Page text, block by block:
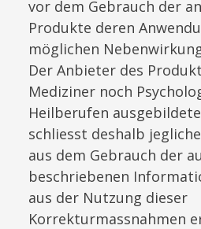
vor dem Gebrauch der
Produkte deren
möglichen
Der Anbieter des
Mediziner noch
Heilberufen
schliesst deshalb
aus dem Gebrauch der
beschriebenen
aus der Nutzung dieser
Korrekturmassnahmen